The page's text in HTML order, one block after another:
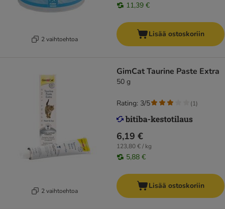
2 vaihtoehtoa
11,39 €
Lisää ostoskoriin
2 vaihtoehtoa
GimCat Taurine Paste Extra
50 g
6,19 €
123,80 € / kg
5,88 €
Rating: 3/5 (1)
Lisää ostoskoriin